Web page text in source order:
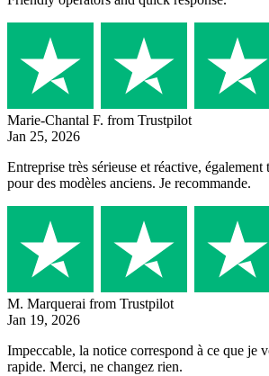
Marie-Chantal F. from Trustpilot
Jan 25, 2026
Entreprise très sérieuse et réactive, également
pour des modèles anciens. Je recommande.
M. Marquerai from Trustpilot
Jan 19, 2026
Impeccable, la notice correspond à ce que je
rapide. Merci, ne changez rien.